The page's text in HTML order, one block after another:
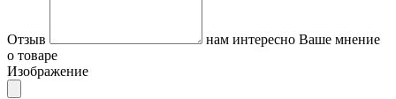
Отзыв
нам интересно Ваше мнение
о товаре
Изображение